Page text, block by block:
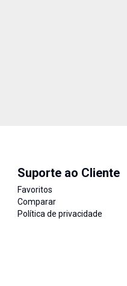
Suporte ao Cliente
Favoritos
Comparar
Política de privacidade